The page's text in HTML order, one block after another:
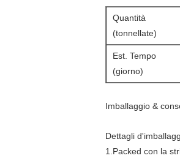
Quantità
(tonnellate)
Est. Tempo
(giorno)
Imballaggio &
Dettagli
1.Packed con la